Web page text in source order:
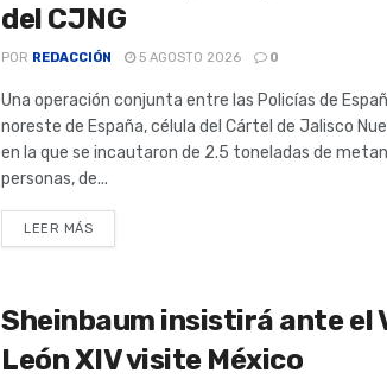
del CJNG
POR REDACCIÓN 5 AGOSTO 2026 0
Una operación conjunta entre las Policías de
noreste de España, célula del Cártel de Jalisco
en la que se incautaron de 2.5 toneladas de
personas, de...
LEER MÁS
Sheinbaum insistirá ante el
León XIV visite México